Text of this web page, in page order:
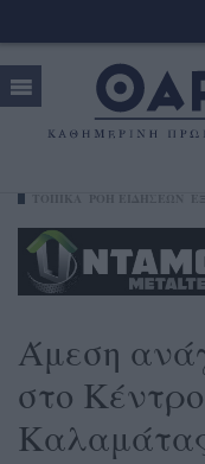
Άμεση
στο